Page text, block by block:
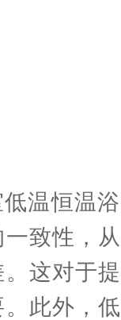
恒温浴
致性，
这对于
此外，